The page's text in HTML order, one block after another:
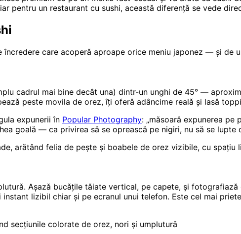
pentru un restaurant cu sushi, această diferență se vede
care acoperă aproape orice meniu japonez — și de
cadrul mai bine decât una) dintr-un unghi de 45° —
peste movila de orez, îți oferă adâncime reală și lasă
expunerii în Popular Photography: „măsoară expunerea
goală — ca privirea să se oprească pe nigiri, nu să se lupte
arătând felia de pește și boabele de orez vizibile, cu spațiu
Așază bucățile tăiate vertical, pe capete, și
lizibil chiar și pe ecranul unui telefon. Este cel mai
secțiunile colorate de orez, nori și umplutură